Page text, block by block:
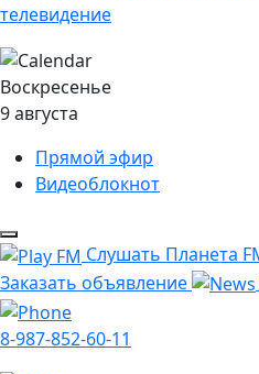
телевидение
Воскресенье
9 августа
Прямой эфир
Видеоблокнот
Слушать Планета
Заказать объявление
8-987-852-60-11